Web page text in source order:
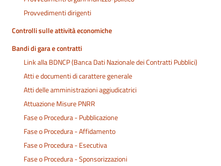
Provvedimenti dirigenti
Controlli sulle attività economiche
Bandi di gara e contratti
Link alla BDNCP (Banca Dati Nazionale dei Contratti Pubblici)
Atti e documenti di carattere generale
Atti delle amministrazioni aggiudicatrici
Attuazione Misure PNRR
Fase o Procedura - Pubblicazione
Fase o Procedura - Affidamento
Fase o Procedura - Esecutiva
Fase o Procedura - Sponsorizzazioni